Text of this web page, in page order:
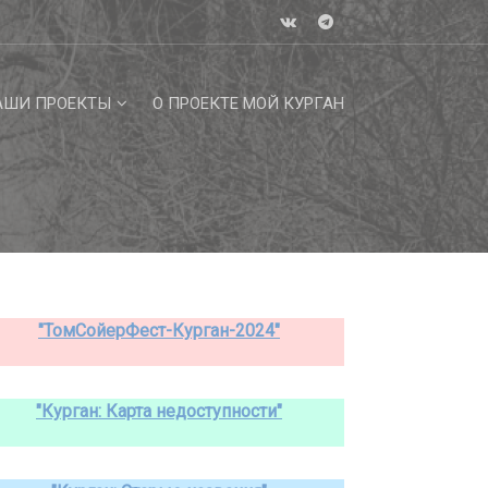
ПРОЕКТЫ О ПРОЕКТЕ МОЙ КУРГАН
"ТомСойерФест-Курган-2024"
"Курган: Карта недоступности"